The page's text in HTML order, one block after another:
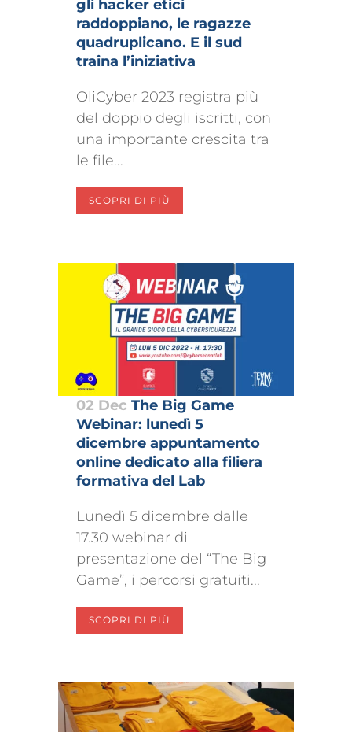
gli hacker etici
raddoppiano, le ragazze
quadruplicano. E il sud
traina l’iniziativa
OliCyber 2023 registra più
del doppio degli iscritti, con
una importante crescita tra
le file...
SCOPRI DI PIÙ
02 Dec The Big Game
Webinar: lunedì 5
dicembre appuntamento
online dedicato alla filiera
formativa del Lab
Lunedì 5 dicembre dalle
17.30 webinar di
presentazione del “The Big
Game”, i percorsi gratuiti...
SCOPRI DI PIÙ